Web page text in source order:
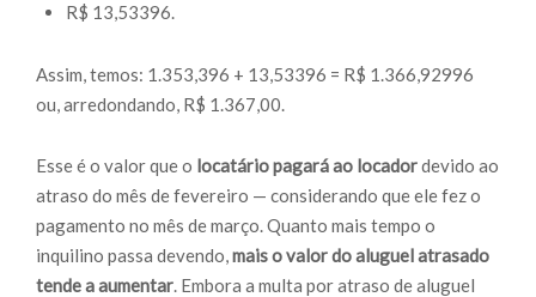
R$ 13,53396.
Assim, temos: 1.353,396 + 13,53396 = R$ 1.366,92996
ou, arredondando, R$ 1.367,00.
Esse é o valor que o locatário pagará ao locadordevido ao
atraso do mês de fevereiro — considerando que ele fez o
pagamento no mês de março. Quanto mais tempo o
inquilino passa devendo,mais o valor do aluguel atrasado
tende a aumentar. Embora a multa por atraso de aluguel